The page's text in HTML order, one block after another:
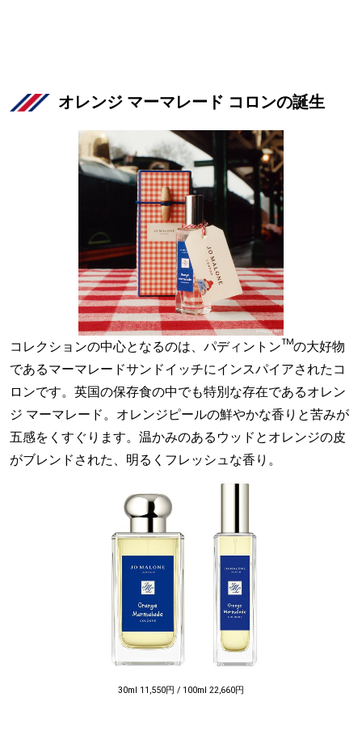
オレンジ マーマレード コロンの誕生
コレクションの中心となるのは、パディントン™の大好物
であるマーマレードサンドイッチにインスパイアされたコ
ロンです。英国の保存食の中でも特別な存在であるオレン
ジ マーマレード。オレンジピールの鮮やかな香りと苦みが
五感をくすぐります。温かみのあるウッドとオレンジの皮
がブレンドされた、明るくフレッシュな香り。
30ml 11,550円 / 100ml 22,660円